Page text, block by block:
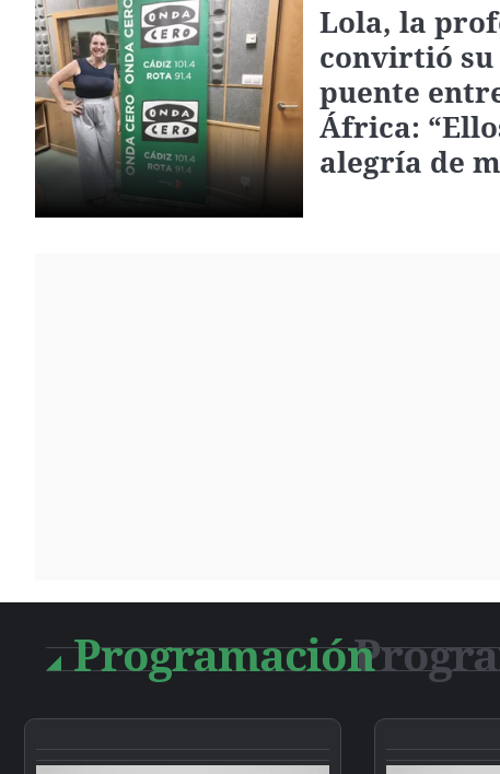
Lola, la
convirtió su
puente
África:
alegría de
Programación